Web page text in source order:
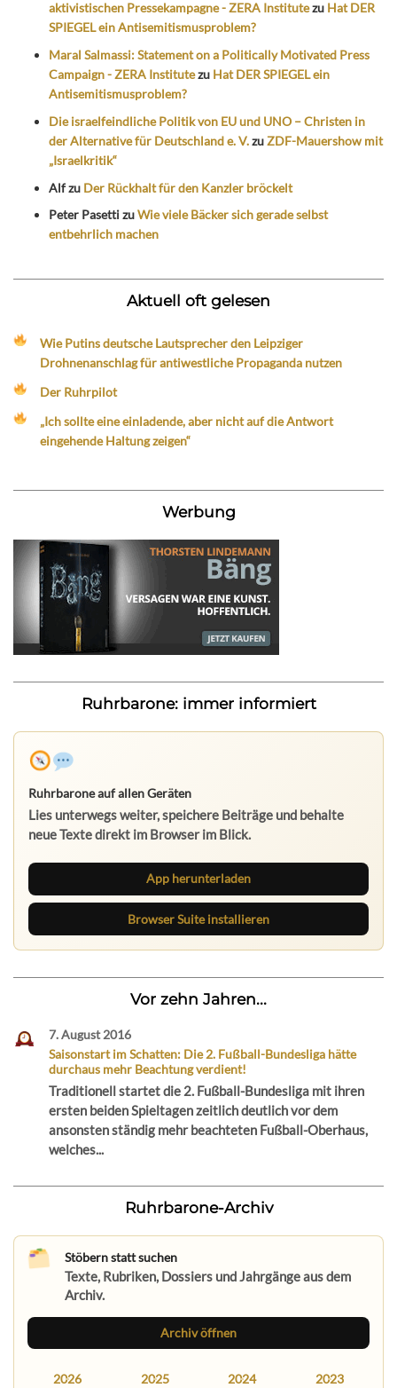
aktivistischen Pressekampagne - ZERA Institutezu Hat DER
SPIEGEL ein Antisemitismusproblem?
Maral Salmassi: Statement on a Politically Motivated Press
Campaign - ZERA Institutezu Hat DER SPIEGEL ein
Antisemitismusproblem?
Die israelfeindliche Politik von EU und UNO – Christen in
der Alternative für Deutschland e. V.zuZDF-Mauershow mit
„Israelkritik“
Alfzu Der Rückhalt für den Kanzler bröckelt
Peter PasettizuWie viele Bäcker sich gerade selbst
entbehrlich machen
Aktuell oft gelesen
Wie Putins deutsche Lautsprecher den Leipziger
Drohnenanschlag für antiwestliche Propaganda nutzen
Der Ruhrpilot
„Ich sollte eine einladende, aber nicht auf die Antwort
eingehende Haltung zeigen“
Werbung
Ruhrbarone: immer informiert
Ruhrbarone auf allen Geräten
Lies unterwegs weiter, speichere Beiträge und behalte
neue Texte direkt im Browser im Blick.
App herunterladen
Browser Suite installieren
Vor zehn Jahren...
7. August 2016
Saisonstart im Schatten: Die 2. Fußball-Bundesliga hätte
durchaus mehr Beachtung verdient!
Traditionell startet die 2. Fußball-Bundesliga mit ihren
ersten beiden Spieltagen zeitlich deutlich vor dem
ansonsten ständig mehr beachteten Fußball-Oberhaus,
welches...
Ruhrbarone-Archiv
Stöbern statt suchen
Texte, Rubriken, Dossiers und Jahrgänge aus dem
Archiv.
Archiv öffnen
2026 2025 2024 2023